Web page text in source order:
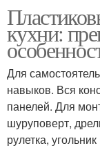
кухни:
Для
навыков. Вся
панелей. Для
шуруповерт,
рулетка,